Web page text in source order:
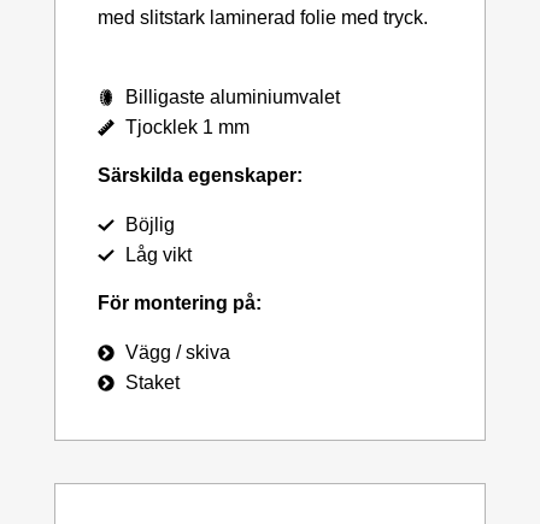
med slitstark laminerad folie med tryck.
Billigaste aluminiumvalet
Tjocklek 1 mm
Särskilda egenskaper:
Böjlig
Låg vikt
För montering på:
Vägg / skiva
Staket